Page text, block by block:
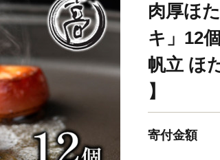
肉厚ほ
キ」12
帆立 ほ
】
寄付金額